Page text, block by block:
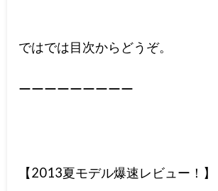
ではでは目次からどうぞ。
ーーーーーーーーー
【2013夏モデル爆速レビュー！】